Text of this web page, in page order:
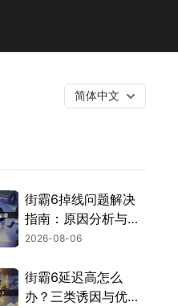
简体中文
街霸6掉线问题解决
指南：原因分析与网
络优化技巧！
2026-08-06
街霸6延迟高怎么
办？三类诱因与优化